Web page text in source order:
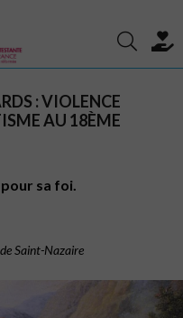
: VIOLENCE
AU 18ÈME
sa foi.
Saint-Nazaire